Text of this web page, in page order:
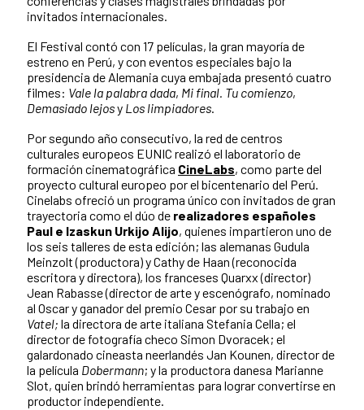
invitados internacionales.
El Festival contó con 17 películas, la gran mayoría de
estreno en Perú, y con eventos especiales bajo la
presidencia de Alemania cuya embajada presentó cuatro
filmes: Vale la palabra dada, Mi final. Tu comienzo,
Demasiado lejosy Los limpiadores.
Por segundo año consecutivo, la red de centros
culturales europeos EUNIC realizó el laboratorio de
formación cinematográfica CineLabs, como parte del
proyecto cultural europeo por el bicentenario del Perú.
Cinelabs ofreció un programa único con invitados de gran
trayectoria como el dúo de realizadores españoles
Paul e Izaskun Urkijo Alijo, quienes impartieron uno de
los seis talleres de esta edición; las alemanas Gudula
Meinzolt (productora) y Cathy de Haan (reconocida
escritora y directora), los franceses Quarxx (director)
Jean Rabasse (director de arte y escenógrafo, nominado
al Oscar y ganador del premio Cesar por su trabajo en
Vatel; la directora de arte italiana Stefania Cella; el
director de fotografía checo Simon Dvoracek; el
galardonado cineasta neerlandés Jan Kounen, director de
la película Dobermann; y la productora danesa Marianne
Slot, quien brindó herramientas para lograr convertirse en
productor independiente.